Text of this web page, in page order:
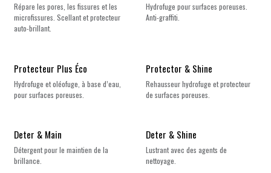
Répare les pores, les fissures et les
microfissures. Scellant et protecteur
auto-brillant.
Hydrofuge pour surfaces poreuses.
Anti-graffiti.
Protecteur Plus Éco
Hydrofuge et oléofuge, à base d’eau,
pour surfaces poreuses.
Protector & Shine
Rehausseur hydrofuge et protecteur
de surfaces poreuses.
Deter & Main
Détergent pour le maintien de la
brillance.
Deter & Shine
Lustrant avec des agents de
nettoyage.